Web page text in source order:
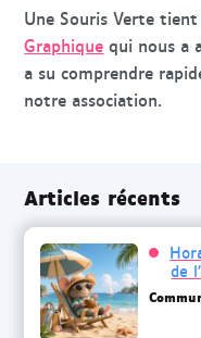
Une Souris Verte tient
Graphique qui nous a
a su comprendre
notre association.
Articles récents
de